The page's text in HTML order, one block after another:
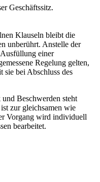
Geschäftssitz.
Klauseln bleibt die
unberührt. Anstelle der
einer
Regelung gelten,
sie bei Abschluss des
Beschwerden steht
zur gleichsamen wie
Vorgang wird individuell
bearbeitet.